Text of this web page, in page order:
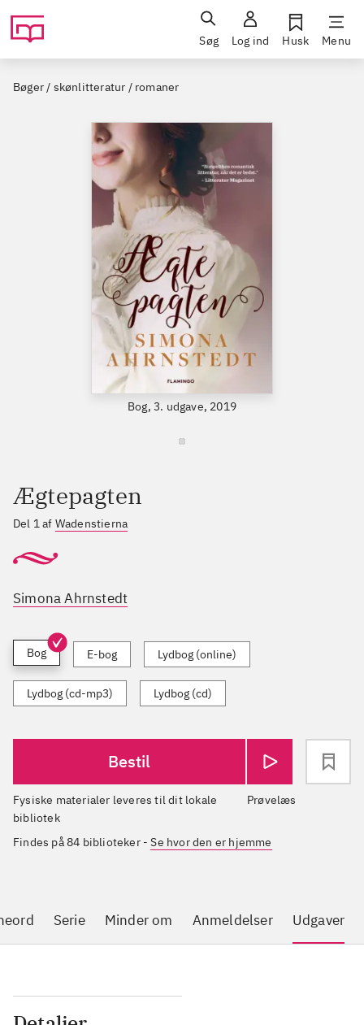
Søg Log ind Husk Menu
Bøger / skønlitteratur / romaner
Bog, 3. udgave, 2019
Ægtepagten
Del 1 af Wadenstierna
Simona Ahrnstedt
Bog E-bog Lydbog (online)
Lydbog (cd-mp3) Lydbog (cd)
Bestil
Prøvelæs
Fysiske materialer leveres til dit lokale
bibliotek
Findes på 84 biblioteker-Se hvor den er hjemme
Serie Minder om Anmeldelser Udgaver